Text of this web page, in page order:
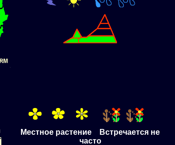
Местное растение Встречается не
часто